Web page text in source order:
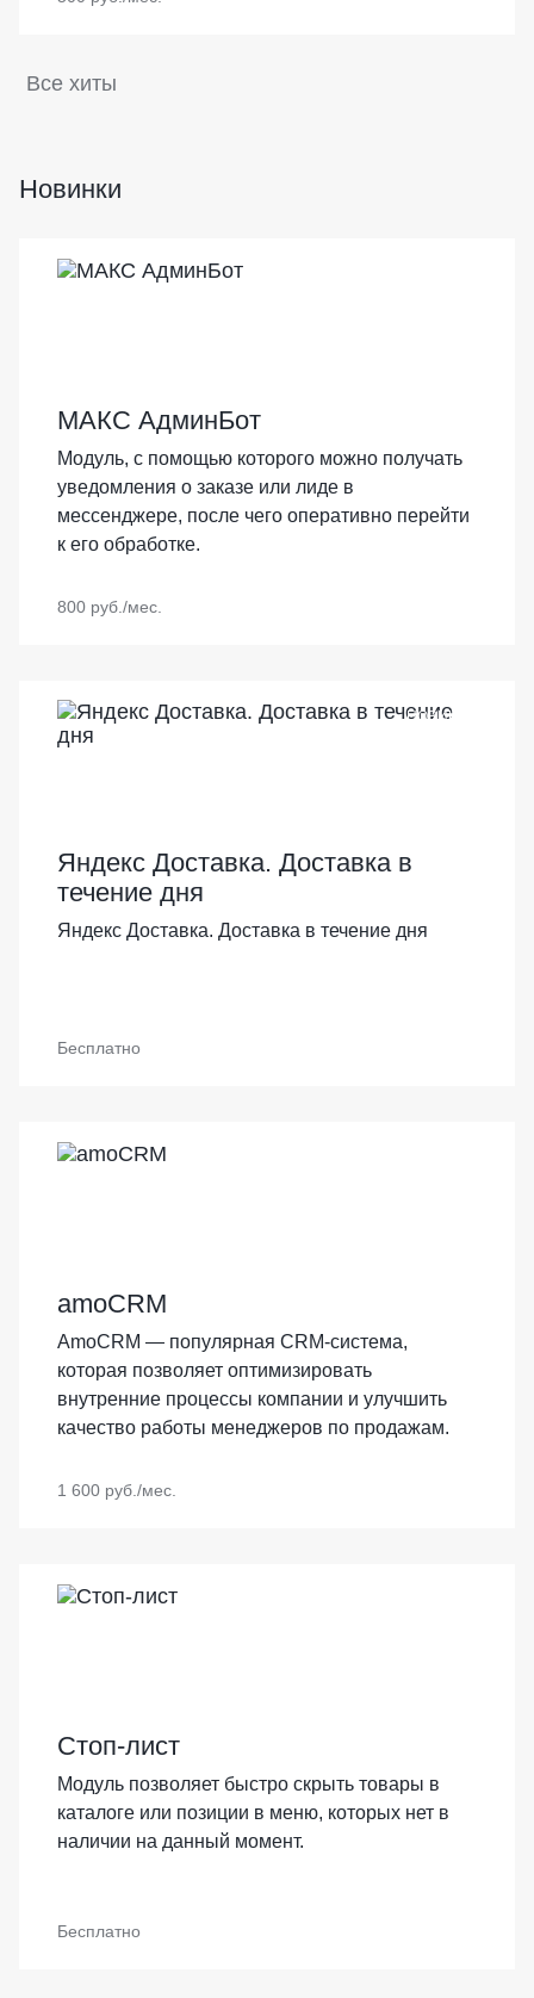
Все хиты
Новинки
МАКС АдминБот
Модуль, с помощью которого можно получать
уведомления о заказе или лиде в
мессенджере, после чего оперативно перейти
к его обработке.
800 руб./мес.
НОВИНКА
Яндекс Доставка. Доставка в
течение дня
Яндекс Доставка. Доставка в течение дня
Бесплатно
amoCRM
AmoCRM — популярная CRM-система,
которая позволяет оптимизировать
внутренние процессы компании и улучшить
качество работы менеджеров по продажам.
1 600 руб./мес.
Стоп-лист
Модуль позволяет быстро скрыть товары в
каталоге или позиции в меню, которых нет в
наличии на данный момент.
Бесплатно